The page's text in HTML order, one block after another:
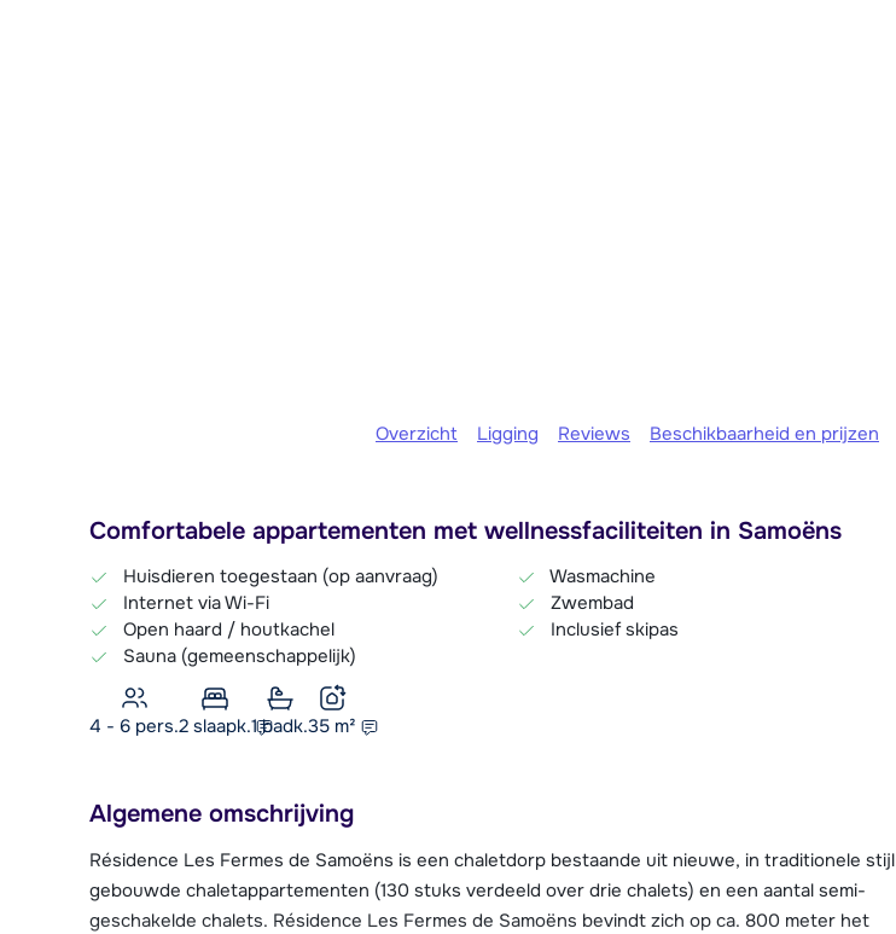
Overzicht Ligging Reviews Beschikbaarheid en prijzen
Comfortabele appartementen met wellnessfaciliteiten in Samoëns
Huisdieren toegestaan (op aanvraag)
Internet via Wi-Fi
Open haard / houtkachel
Sauna (gemeenschappelijk)
Wasmachine
Zwembad
Inclusief skipas
4 - 6 pers.2 slaapk.1 badk.35 m²
Algemene omschrijving
Résidence Les Fermes de Samoëns is een chaletdorp bestaande uit nieuwe, in traditionele stijl
gebouwde chaletappartementen (130 stuks verdeeld over drie chalets) en een aantal semi-
geschakelde chalets. Résidence Les Fermes de Samoëns bevindt zich op ca. 800 meter het